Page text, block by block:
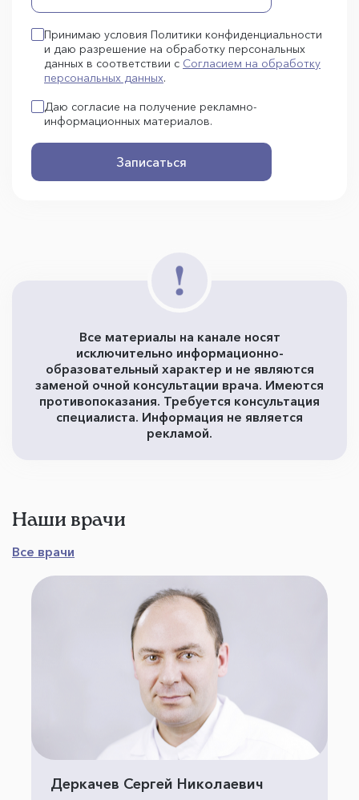
Принимаю условия Политики конфиденциальности
и даю разрешение на обработку персональных
данных в соответствии с Согласием на обработку
персональных данных.
Даю согласие на получение рекламно-
информационных материалов.
Записаться
Все материалы на канале носят
исключительно информационно-
образовательный характер и не являются
заменой очной консультации врача. Имеются
противопоказания. Требуется консультация
специалиста. Информация не является
рекламой.
Наши врачи
Все врачи
Деркачев Сергей Николаевич